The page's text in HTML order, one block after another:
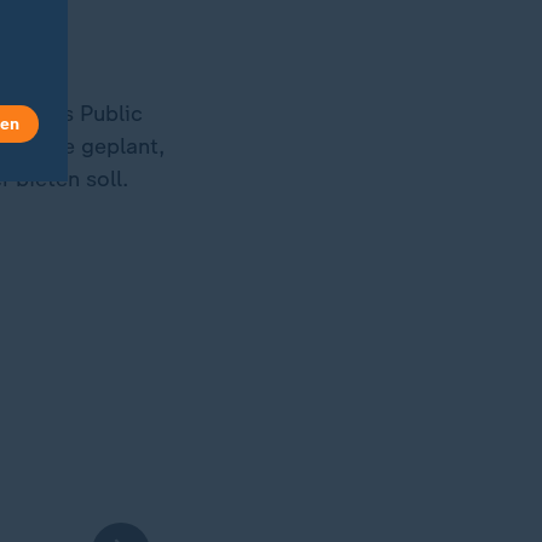
das Public
geplant,
bieten soll.